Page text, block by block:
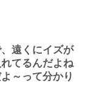
遠くにイズが
てるんだよね
～って分かり